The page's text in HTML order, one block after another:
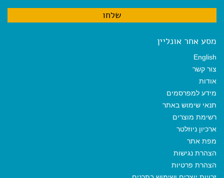
מסע אחר אונליין
English
צור קשר
אודות
מידע למפרסמים
תנאי שימוש באתר
רשימת מוצרים
ארכיון ניוזלטר
מפת אתר
הצהרת נגישות
הצהרת פרטיות